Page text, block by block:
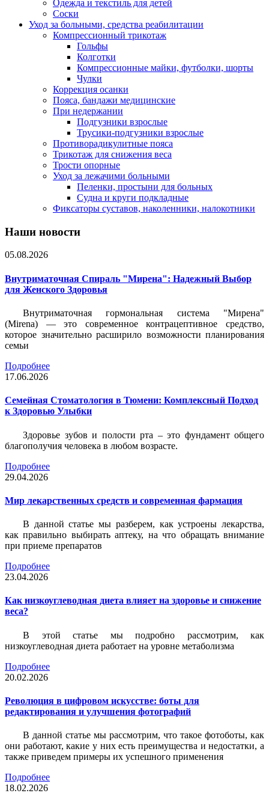
Одежда и текстиль для детей
Соски
Уход за больными, средства реабилитации
Компрессионный трикотаж
Гольфы
Колготки
Компрессионные майки, футболки, шорты
Чулки
Коррекция осанки
Пояса, бандажи медицинские
При недержании
Подгузники взрослые
Трусики-подгузники взрослые
Противорадикулитные пояса
Трикотаж для снижения веса
Трости опорные
Уход за лежачими больными
Пеленки, простыни для больных
Судна и круги подкладные
Фиксаторы суставов, наколенники, налокотники
Наши новости
05.08.2026
Внутриматочная Спираль "Мирена": Надежный Выбор
для Женского Здоровья
Внутриматочная гормональная система "Мирена"
(Mirena) — это современное контрацептивное средство,
которое значительно расширило возможности планирования
семьи
Подробнее
17.06.2026
Семейная Стоматология в Тюмени: Комплексный Подход
к Здоровью Улыбки
Здоровье зубов и полости рта – это фундамент общего
благополучия человека в любом возрасте.
Подробнее
29.04.2026
Мир лекарственных средств и современная фармация
В данной статье мы разберем, как устроены лекарства,
как правильно выбирать аптеку, на что обращать внимание
при приеме препаратов
Подробнее
23.04.2026
Как низкоуглеводная диета влияет на здоровье и снижение
веса?
В этой статье мы подробно рассмотрим, как
низкоуглеводная диета работает на уровне метаболизма
Подробнее
20.02.2026
Революция в цифровом искусстве: боты для
редактирования и улучшения фотографий
В данной статье мы рассмотрим, что такое фотоботы, как
они работают, какие у них есть преимущества и недостатки, а
также приведем примеры их успешного применения
Подробнее
18.02.2026